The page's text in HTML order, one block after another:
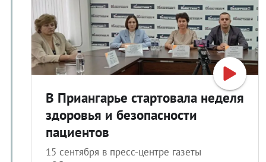
В Приангарье стартовала неделя
здоровья и безопасности
пациентов
15 сентября в пресс-центре газеты